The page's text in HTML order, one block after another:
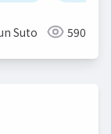
Suto 590